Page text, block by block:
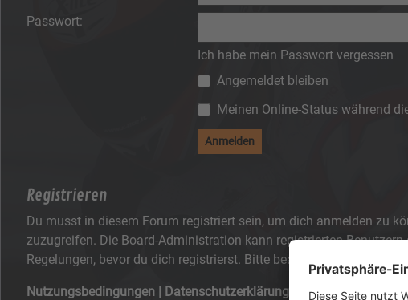
Passwort:
Ich habe mein Passwort vergessen
Angemeldet bleiben
Meinen Online-Status während
Registrieren
Du musst in diesem Forum registriert sein, um dich anmelden zu
zuzugreifen. Die Board-Administration kann registrierten
Regelungen, bevor du dich registrierst. Bitte beachte auch die
Nutzungsbedingungen Datenschutzerklärung